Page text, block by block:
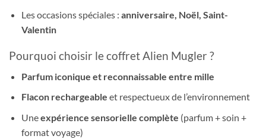
Les occasions spéciales : anniversaire, Noël, Saint-
Valentin
Pourquoi choisir le coffret Alien Mugler ?
Parfum iconique et reconnaissable entre mille
Flacon rechargeable et respectueux de l’environnement
Uneexpérience sensorielle complète (parfum + soin +
format voyage)